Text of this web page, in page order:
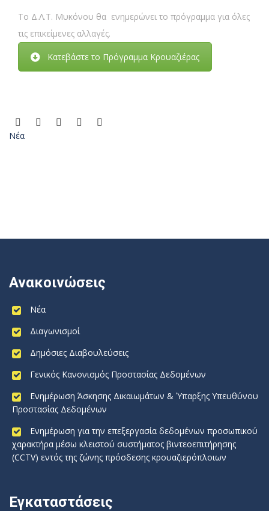
Το Δ.Λ.Τ. Μυκόνου θα ενημερώνει το πρόγραμμα για όλες
τις επικείμενες αλλαγές.
Κατεβάστε το Πρόγραμμα Κρουαζιέρας
Νέα
Ανακοινώσεις
Νέα
Διαγωνισμοί
Δημόσιες Διαβουλεύσεις
Γενικός Κανονισμός Προστασίας Δεδομένων
Ενημέρωση Άσκησης Δικαιωμάτων & Ύπαρξης Υπευθύνου
Προστασίας Δεδομένων
Ενημέρωση για την επεξεργασία δεδομένων προσωπικού
χαρακτήρα μέσω κλειστού συστήματος βιντεοεπιτήρησης
(CCTV) εντός της ζώνης πρόσδεσης κρουαζιερόπλοιων
Εγκαταστάσεις